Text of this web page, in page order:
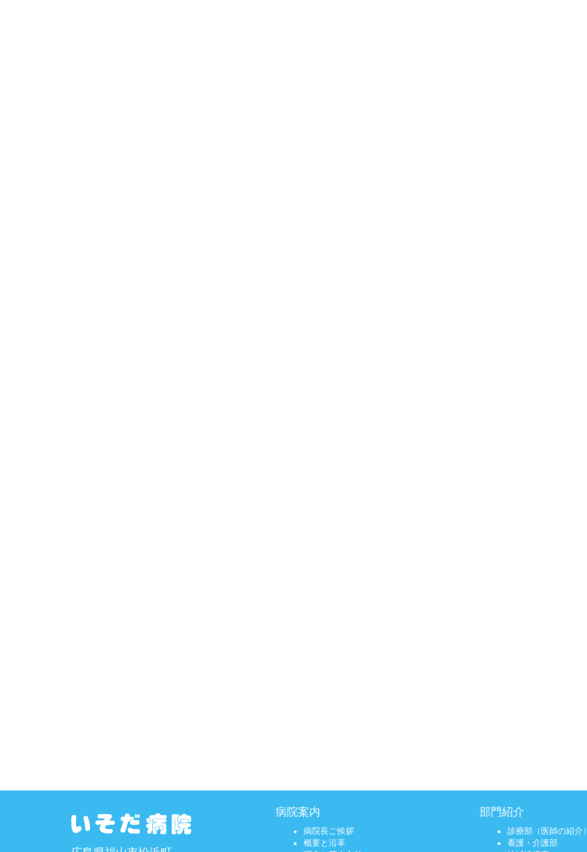
病院案内
病院長ご挨拶
概要と沿革
部門紹介
診療部（医師の紹介）
看護・介護部